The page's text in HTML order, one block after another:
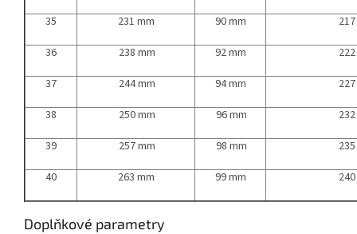
35 231 mm 90 mm
36
238 mm 92 mm
37
244 mm 94 mm
38
250 mm 96 mm
39
257 mm 98 mm
40
263 mm 99 mm
Doplňkové parametry